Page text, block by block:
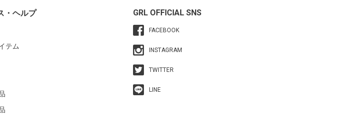
・ヘルプ
テム
GRL OFFICIAL SNS
FACEBOOK
INSTAGRAM
TWITTER
LINE